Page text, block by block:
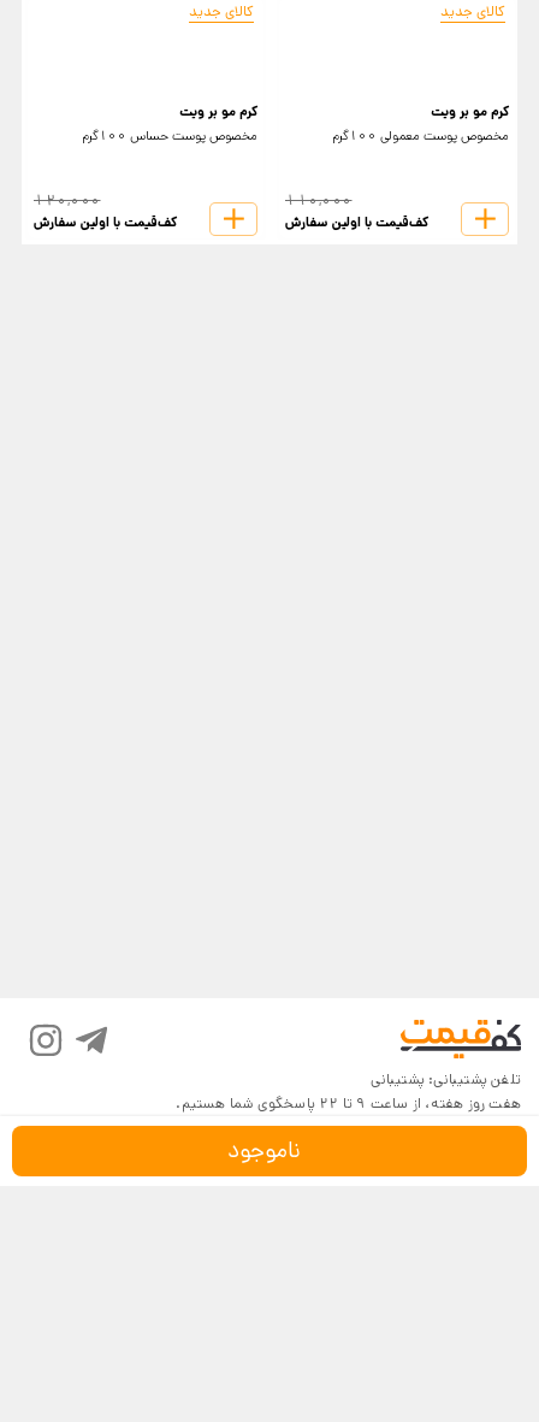
ناموجود
کالای جدید
کرم مو بر ویت
مخصوص پوست معمولی 100گرم
110,000
کف‌قیمت با اولین سفارش
کالای جدید
کرم مو بر ویت
مخصوص پوست حساس 100گرم
120,000
کف‌قیمت با اولین سفارش
تلفن پشتیبانی: پشتیبانی
هفت روز هفته، از ساعت 9 تا 22 پاسخگوی شما هستیم.